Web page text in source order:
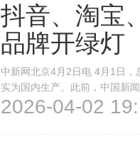
抖音、淘宝
品牌开绿灯
中新网北京4月2日电 4月1日，
实为国内生产。此前，中国新
着跨境马甲的“假洋货”。“优思
2026-04-02